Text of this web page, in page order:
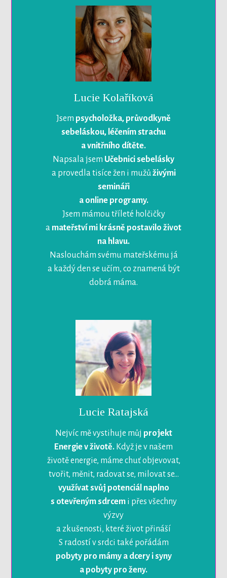
Lucie Kolaříková
Jsem psycholožka, průvodkyně
sebeláskou, léčením strachu
a vnitřního dítěte.
Napsala jsem Učebnici sebelásky
a provedla tisíce žen i mužůživými
semináři
a online programy.
Jsem mámou tříleté holčičky
a mateřství mi krásně postavilo život
na hlavu.
Naslouchám svému mateřskému já
a každý den se učím, co znamená být
dobrá máma.
Lucie Ratajská
Nejvíc mě vystihuje můj projekt
Energie v životě. Když je v našem
životě energie, máme chuť objevovat,
tvořit, měnit, radovat se, milovat se…
využívat svůj potenciál naplno
s otevřeným sdrcemi přes všechny
výzvy
a zkušenosti, které život přináší
S radostí v srdci také pořádám
pobyty pro mámy a dcery i syny
a pobyty pro ženy.